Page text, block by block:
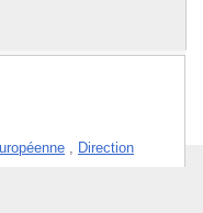
Direction
de